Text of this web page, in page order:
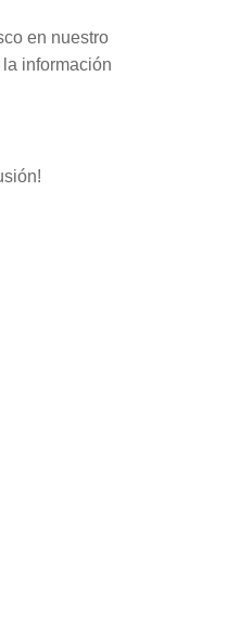
en nuestro
información